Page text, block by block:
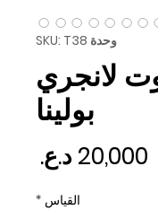
وحدة SKU: T38
لانجري
بولينا
القياس *